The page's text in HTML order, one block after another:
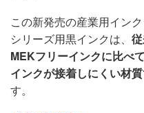
この新発売の産業用イン
シリーズ用黒インクは、
MEKフリーインクに比べ
インクが接着しにくい材
す。